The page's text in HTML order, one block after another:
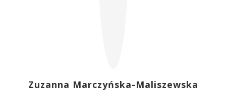
Zuzanna Marczyńska-Maliszewska